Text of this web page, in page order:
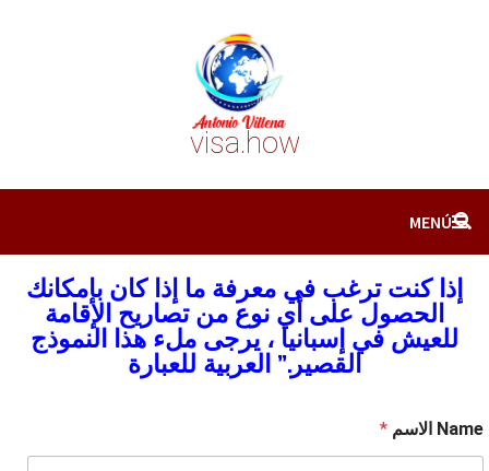
visa.how
MENÚ
إذا كنت ترغب في معرفة ما إذا كان بإمكانك
الحصول على أي نوع من تصاريح الإقامة
للعيش في إسبانيا ، يرجى ملء هذا النموذج
القصير.” العربية للعبارة
Name الاسم *